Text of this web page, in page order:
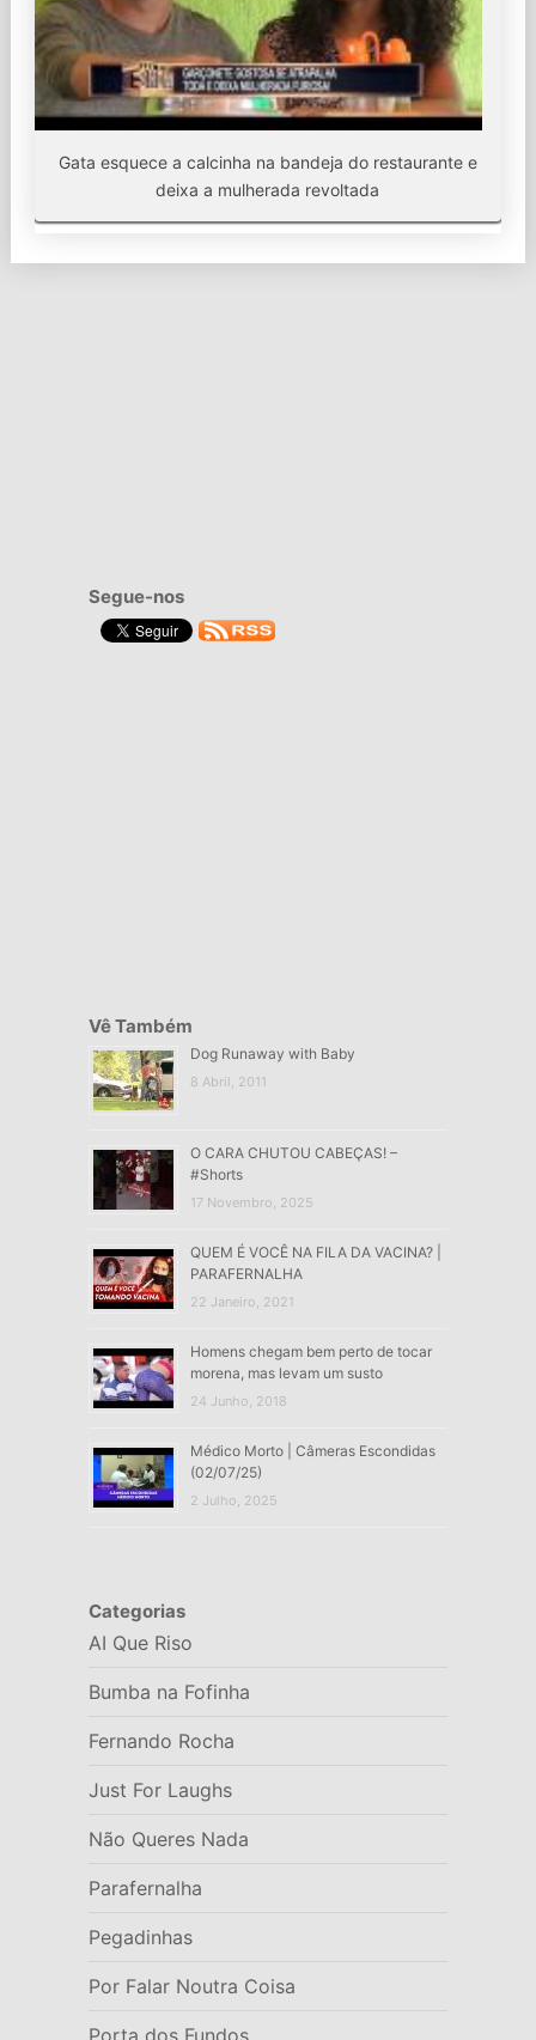
Gata esquece a calcinha na bandeja do restaurante e
deixa a mulherada revoltada
Segue-nos
Vê Também
Dog Runaway with Baby
8 Abril, 2011
O CARA CHUTOU CABEÇAS! –
#Shorts
17 Novembro, 2025
QUEM É VOCÊ NA FILA DA VACINA? |
PARAFERNALHA
22 Janeiro, 2021
Homens chegam bem perto de tocar
morena, mas levam um susto
24 Junho, 2018
Médico Morto | Câmeras Escondidas
(02/07/25)
2 Julho, 2025
Categorias
AI Que Riso
Bumba na Fofinha
Fernando Rocha
Just For Laughs
Não Queres Nada
Parafernalha
Pegadinhas
Por Falar Noutra Coisa
Porta dos Fundos